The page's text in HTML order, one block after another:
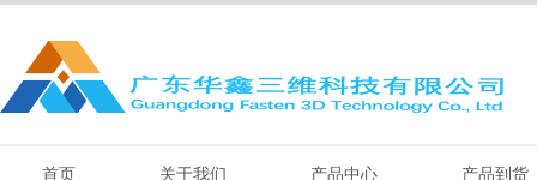
首页 关于我们 产品中心 产品到货